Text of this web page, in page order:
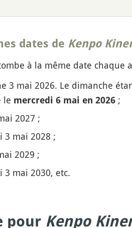
dates de Kenpo
à la même date chaque
3 mai 2026. Le dimanche
le mercredi 6 mai en 2026;
2027 ;
3 mai 2028 ;
2029 ;
3 mai 2030, etc.
pour Kenpo